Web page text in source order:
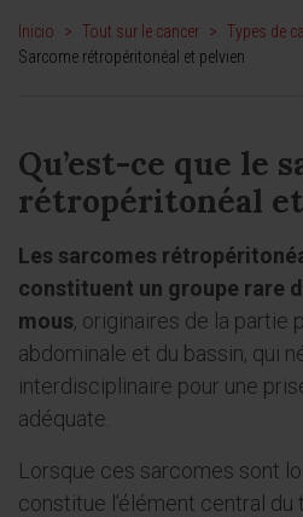
Inicio > Tout sur le cancer > Types de
Sarcome rétropéritonéal et pelvien
Qu’est-ce que le
rétropéritonéal
Les sarcomes
constituent un groupe rare
mous, originaires de la partie
abdominale et du bassin, qui
interdisciplinaire pour une
adéquate.
Lorsque ces sarcomes sont
constitue l’élément central du